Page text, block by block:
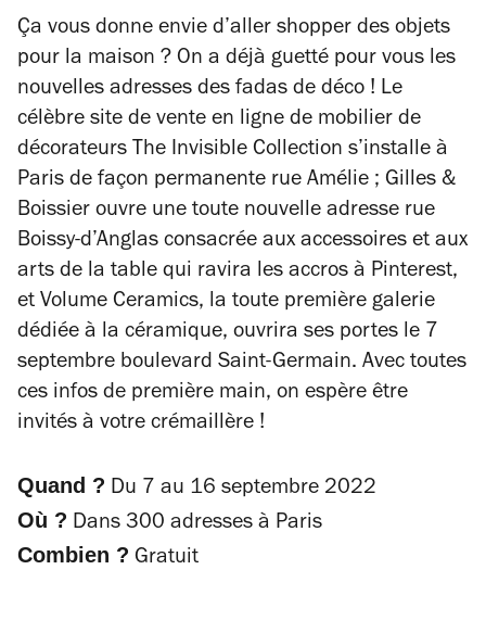
Ça vous donne envie d’aller shopper des objets
pour la maison ? On a déjà guetté pour vous les
nouvelles adresses des fadas de déco ! Le
célèbre site de vente en ligne de mobilier de
décorateurs The Invisible Collection s’installe à
Paris de façon permanente rue Amélie ; Gilles &
Boissier ouvre une toute nouvelle adresse rue
Boissy-d’Anglas consacrée aux accessoires et aux
arts de la table qui ravira les accros à Pinterest,
et Volume Ceramics, la toute première galerie
dédiée à la céramique, ouvrira ses portes le 7
septembre boulevard Saint-Germain. Avec toutes
ces infos de première main, on espère être
invités à votre crémaillère !
Quand ? Du 7 au 16 septembre 2022
Où ? Dans 300 adresses à Paris
Combien ? Gratuit